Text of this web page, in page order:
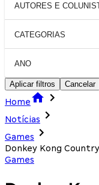
AUTORES E
CATEGORIAS
ANO
Aplicar filtros Cancelar
Home
Notícias
Games
Donkey Kong
Games